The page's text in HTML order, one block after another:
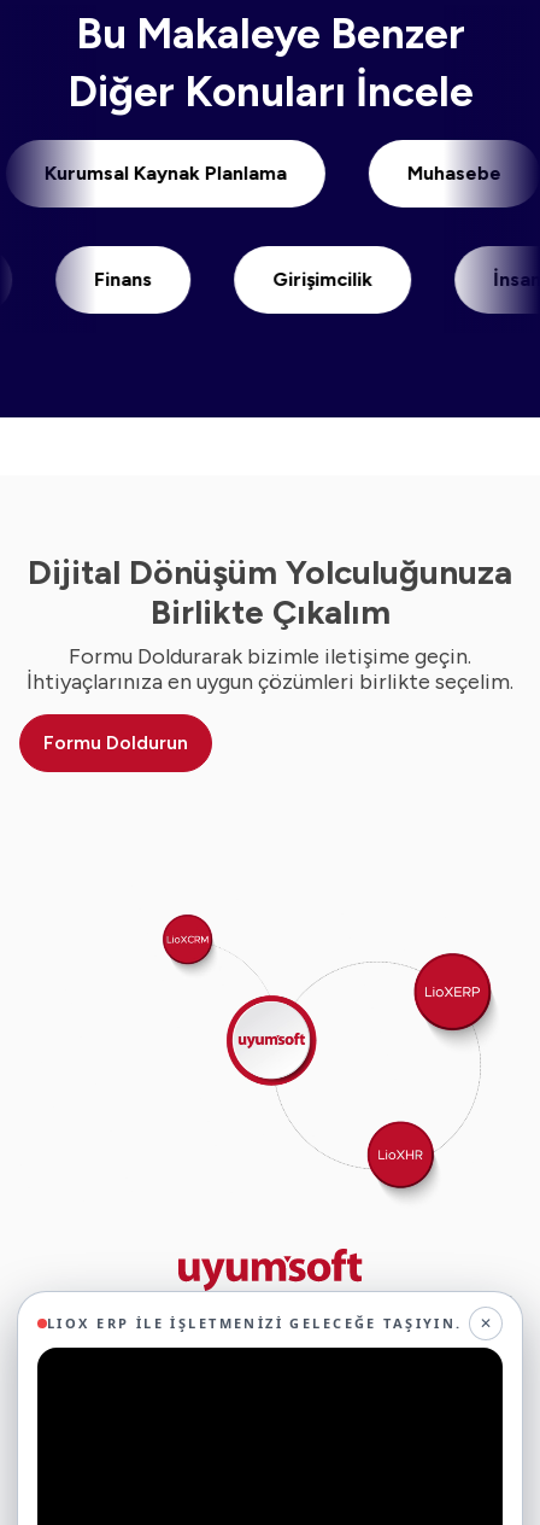
LIOX ERP ILE İŞLETMENIZI GELECEĞE TAŞIYIN. ✕
Bu Makaleye Benzer
Diğer Konuları İncele
Kurumsal Kaynak Planlama
Finans Girişimcilik İnsan
Dijital Dönüşüm Yolculuğunuza
Birlikte Çıkalım
Formu Doldurarak bizimle iletişime geçin.
İhtiyaçlarınıza en uygun çözümleri birlikte seçelim.
Formu Doldurun
29 yıllık deneyimimizle birlikte, 350'den fazla iş ortağıyla iş birliği
yaparak, 45'ten fazla sektörde faaliyet gösteriyor ve
oluşturduğumuz ekosistemin gücüyle geleceğe sağlam adımlarla